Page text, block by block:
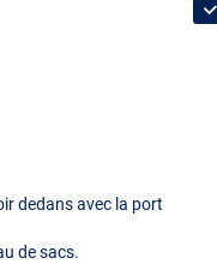
dedans avec la port
de sacs.